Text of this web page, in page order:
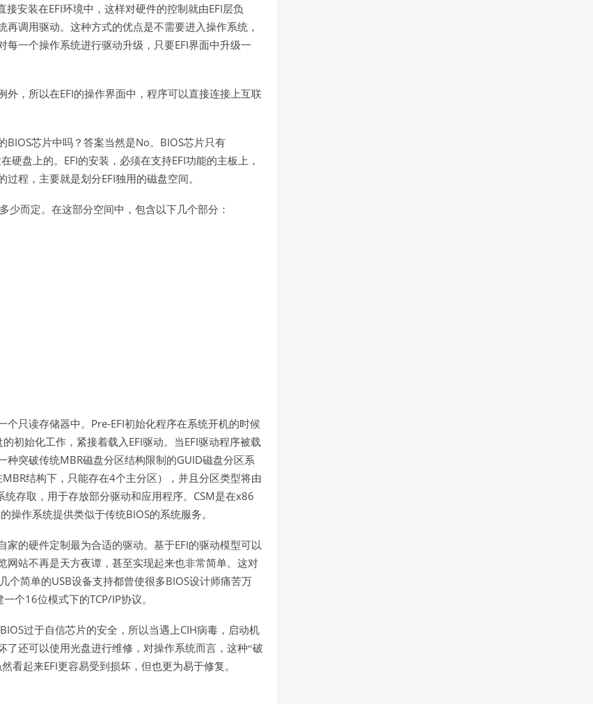
接安装在EFI环境中，这样对硬件的控制就由EFI层负
调用驱动。这种方式的优点是不需要进入操作系统，
每一个操作系统进行驱动升级，只要EFI界面中升级一
外，所以在EFI的操作界面中，程序可以直接连接上互联
BIOS芯片中吗？答案当然是No。 BIOS芯片只有
硬盘上的。 EFI的安装，必须在支持EFI功能的主板上，
过程，主要就是划分EFI独用的磁盘空间。
少而定。在这部分空间中，包含以下几个部分：
个只读存储器中。 Pre-EFI初始化程序在系统开机的时候
的初始化工作，紧接着载入 EFI驱动。当EFI驱动程序被载
种突破传统MBR磁盘分区结构限制的GUID磁盘分区系
MBR结构下，只能存在4个主分区），并且分区类型将由
统存取，用于存放部分驱动和应用程序。 CSM是在x86
操作系统提供类似于传统BIOS的系统服务。
家的硬件定制最为合适的驱动。基于EFI的驱动模型可以
网站不再是天方夜谭，甚至实现起来也非常简单。这对
个简单的USB设备支持都曾使很多BIOS设计师痛苦万
一个16位模式下的TCP/IP协议。
BIOS过于自信芯片的安全，所以当遇上CIH病毒，启动机
了还可以使用光盘进行维修，对操作系统而言，这种“破
看起来EFI更容易受到损坏，但也更为易于修复。